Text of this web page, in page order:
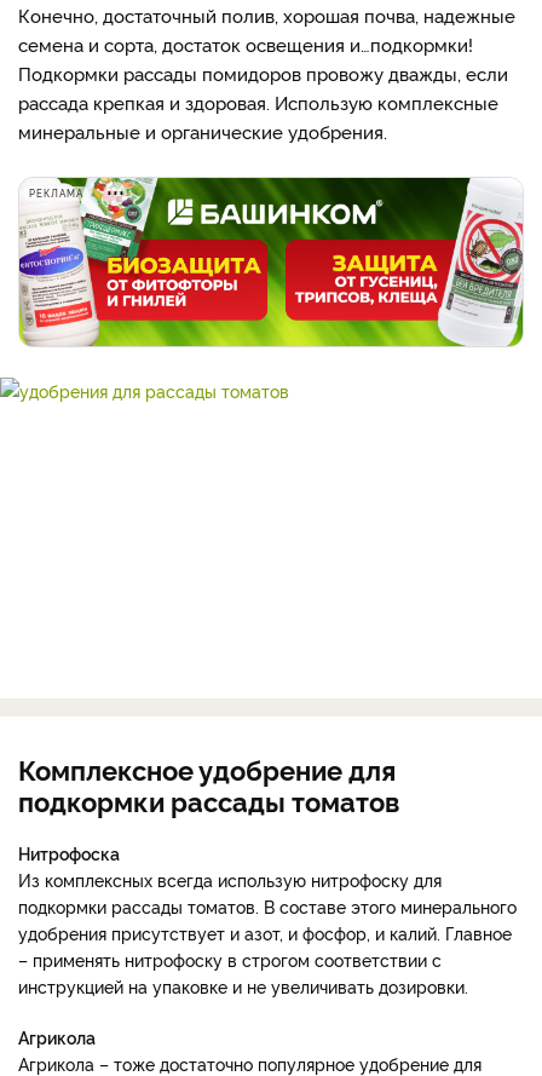
Конечно, достаточный полив, хорошая почва, надежные
семена и сорта, достаток освещения и…подкормки!
Подкормки рассады помидоров провожу дважды, если
рассада крепкая и здоровая. Использую комплексные
минеральные и органические удобрения.
РЕКЛАМА
Комплексное удобрение для
подкормки рассады томатов
Нитрофоска
Из комплексных всегда использую нитрофоску для
подкормки рассады томатов. В составе этого минерального
удобрения присутствует и азот, и фосфор, и калий. Главное
– применять нитрофоску в строгом соответствии с
инструкцией на упаковке и не увеличивать дозировки.
Агрикола
Агрикола – тоже достаточно популярное удобрение для